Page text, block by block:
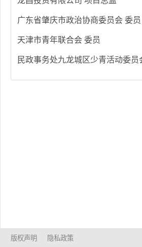
广东省肇庆市政治协商委员会 委员
天津市青年联合会 委员
民政事务处九龙城区少青活动委员
版权声明 隐私政策